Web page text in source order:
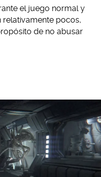
el juego normal y
relativamente pocos,
de no abusar